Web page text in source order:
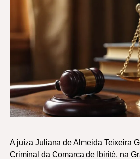
A juíza Juliana de Almeida Teixeira
Criminal da Comarca de Ibirité, na